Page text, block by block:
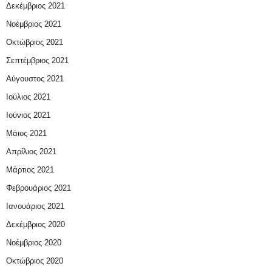
Δεκέμβριος 2021
Νοέμβριος 2021
Οκτώβριος 2021
Σεπτέμβριος 2021
Αύγουστος 2021
Ιούλιος 2021
Ιούνιος 2021
Μάιος 2021
Απρίλιος 2021
Μάρτιος 2021
Φεβρουάριος 2021
Ιανουάριος 2021
Δεκέμβριος 2020
Νοέμβριος 2020
Οκτώβριος 2020